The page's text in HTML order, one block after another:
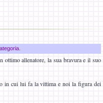
ottimo allenatore, la sua bravura e il suo
in cui lui fa la vittima e noi la figura dei